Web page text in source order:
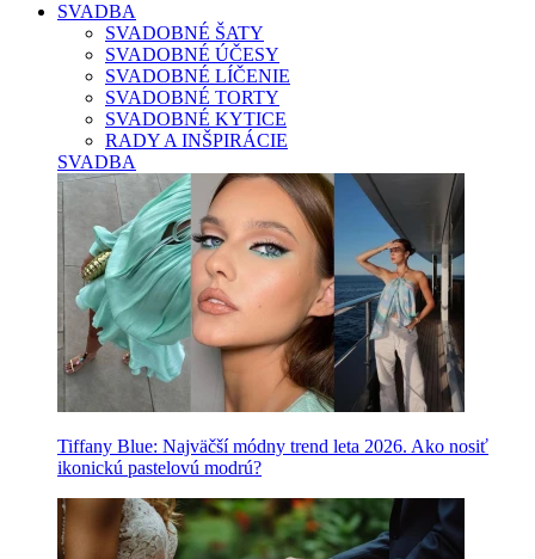
SVADBA
SVADOBNÉ ŠATY
SVADOBNÉ ÚČESY
SVADOBNÉ LÍČENIE
SVADOBNÉ TORTY
SVADOBNÉ KYTICE
RADY A INŠPIRÁCIE
SVADBA
Tiffany Blue: Najväčší módny trend leta 2026. Ako nosiť
ikonickú pastelovú modrú?